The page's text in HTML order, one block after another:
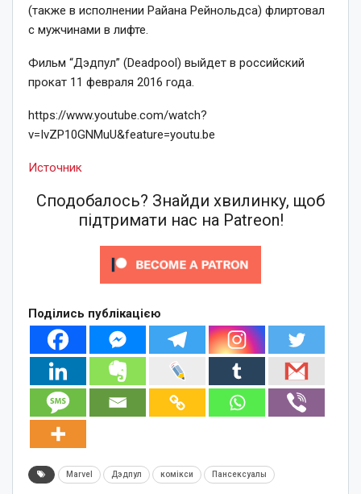
(также в исполнении Райана Рейнольдса) флиртовал
с мужчинами в лифте.
Фильм “Дэдпул” (Deadpool) выйдет в российский
прокат 11 февраля 2016 года.
https://www.youtube.com/watch?
v=IvZP10GNMuU&feature=youtu.be
Источник
Сподобалось? Знайди хвилинку, щоб
підтримати нас на Patreon!
Поділись публікацією
Marvel Дэдпул комікси Пансексуалы